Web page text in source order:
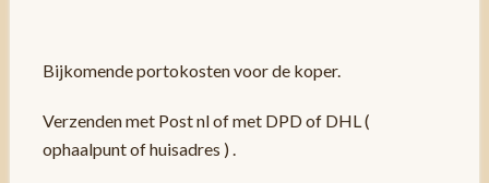
Bijkomende portokosten voor de koper.
Verzenden met Post nl of met DPD of DHL (
ophaalpunt of huisadres ) .